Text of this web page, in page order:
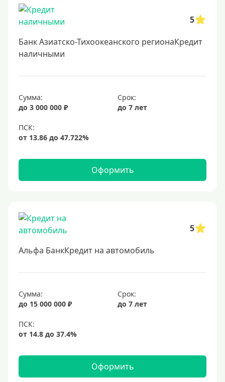
5
Банк Азиатско-Тихоокеанского регионаКредит
наличными
Сумма:
до 3 000 000 ₽
Срок:
до 7 лет
Оформить
5
Альфа БанкКредит на автомобиль
Сумма:
до 15 000 000 ₽
Срок:
до 7 лет
Оформить